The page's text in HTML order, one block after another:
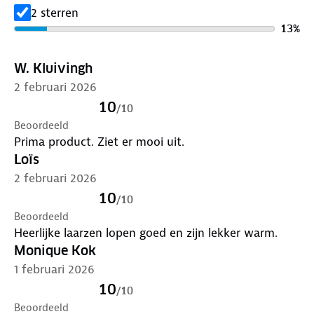
2 sterren
13%
W. Kluivingh
2 februari 2026
10/10
Beoordeeld
Prima product. Ziet er mooi uit.
Loïs
2 februari 2026
10/10
Beoordeeld
Heerlijke laarzen lopen goed en zijn lekker warm.
Monique Kok
1 februari 2026
10/10
Beoordeeld